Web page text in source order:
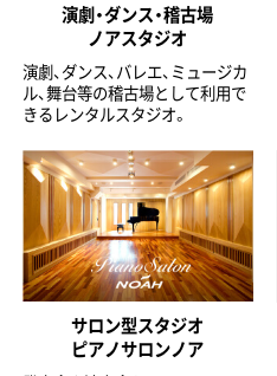
演劇・ダンス・稽古場
ノアスタジオ
演劇、ダンス、バレエ、ミュージカ
ル、舞台等の稽古場として利用で
きるレンタルスタジオ。
サロン型スタジオ
ピアノサロンノア